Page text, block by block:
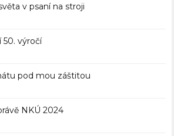
v psaní na stroji
50. výročí
pod mou záštitou
NKÚ 2024